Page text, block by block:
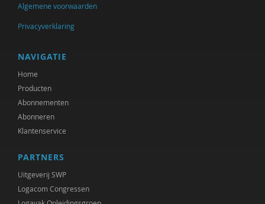
Algemene voorwaarden
Privacyverklaring
NAVIGATIE
Home
Producten
Abonnementen
Abonneren
Klantenservice
PARTNERS
Uitgeverij SWP
Logacom Congressen